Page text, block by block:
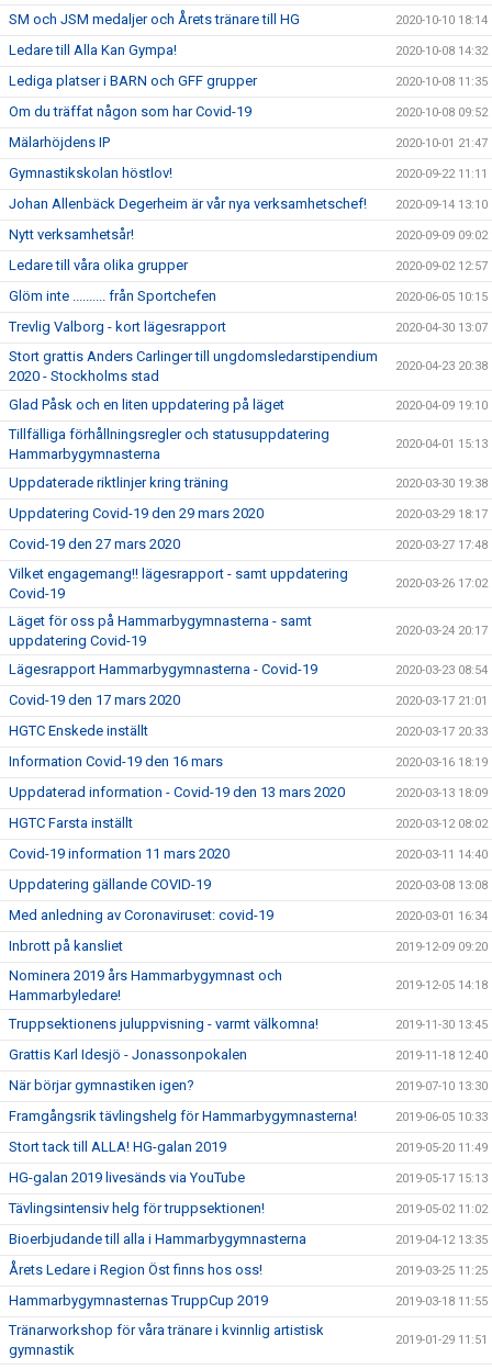
SM och JSM medaljer och Årets tränare till HG 2020-10-10 18:14
Ledare till Alla Kan Gympa! 2020-10-08 14:32
Lediga platser i BARN och GFF grupper 2020-10-08 11:35
Om du träffat någon som har Covid-19 2020-10-08 09:52
Mälarhöjdens IP 2020-10-01 21:47
Gymnastikskolan höstlov! 2020-09-22 11:11
Johan Allenbäck Degerheim är vår nya verksamhetschef! 2020-09-14 13:10
Nytt verksamhetsår! 2020-09-09 09:02
Ledare till våra olika grupper 2020-09-02 12:57
Glöm inte .......... från Sportchefen 2020-06-05 10:15
Trevlig Valborg - kort lägesrapport 2020-04-30 13:07
Stort grattis Anders Carlinger till ungdomsledarstipendium
2020 - Stockholms stad
2020-04-23 20:38
Glad Påsk och en liten uppdatering på läget 2020-04-09 19:10
Tillfälliga förhållningsregler och statusuppdatering
Hammarbygymnasterna
2020-04-01 15:13
Uppdaterade riktlinjer kring träning 2020-03-30 19:38
Uppdatering Covid-19 den 29 mars 2020 2020-03-29 18:17
Covid-19 den 27 mars 2020 2020-03-27 17:48
Vilket engagemang!! lägesrapport - samt uppdatering
Covid-19
2020-03-26 17:02
Läget för oss på Hammarbygymnasterna - samt
uppdatering Covid-19
2020-03-24 20:17
Lägesrapport Hammarbygymnasterna - Covid-19 2020-03-23 08:54
Covid-19 den 17 mars 2020 2020-03-17 21:01
HGTC Enskede inställt 2020-03-17 20:33
Information Covid-19 den 16 mars 2020-03-16 18:19
Uppdaterad information - Covid-19 den 13 mars 2020 2020-03-13 18:09
HGTC Farsta inställt 2020-03-12 08:02
Covid-19 information 11 mars 2020 2020-03-11 14:40
Uppdatering gällande COVID-19 2020-03-08 13:08
Med anledning av Coronaviruset: covid-19 2020-03-01 16:34
Inbrott på kansliet 2019-12-09 09:20
Nominera 2019 års Hammarbygymnast och
Hammarbyledare!
2019-12-05 14:18
Truppsektionens juluppvisning - varmt välkomna! 2019-11-30 13:45
Grattis Karl Idesjö - Jonassonpokalen 2019-11-18 12:40
När börjar gymnastiken igen? 2019-07-10 13:30
Framgångsrik tävlingshelg för Hammarbygymnasterna! 2019-06-05 10:33
Stort tack till ALLA! HG-galan 2019 2019-05-20 11:49
HG-galan 2019 livesänds via YouTube 2019-05-17 15:13
Tävlingsintensiv helg för truppsektionen! 2019-05-02 11:02
Bioerbjudande till alla i Hammarbygymnasterna 2019-04-12 13:35
Årets Ledare i Region Öst finns hos oss! 2019-03-25 11:25
Hammarbygymnasternas TruppCup 2019 2019-03-18 11:55
Tränarworkshop för våra tränare i kvinnlig artistisk
gymnastik
2019-01-29 11:51